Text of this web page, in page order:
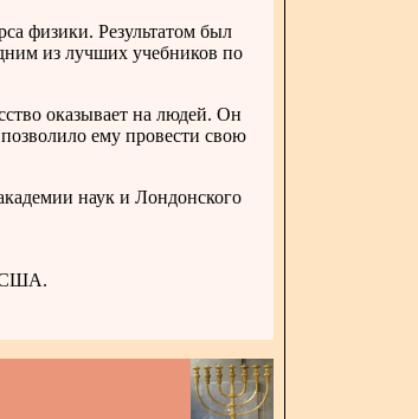
физики. Результатом был
из лучших учебников по
оказывает на людей. Он
ему провести свою
наук и Лондонского
США.